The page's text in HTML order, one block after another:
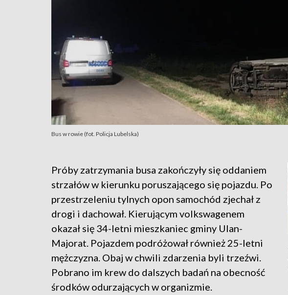
Bus w rowie (fot. Policja Lubelska)
Próby zatrzymania busa zakończyły się oddaniem
strzałów w kierunku poruszającego się pojazdu. Po
przestrzeleniu tylnych opon samochód zjechał z
drogi i dachował. Kierującym volkswagenem
okazał się 34-letni mieszkaniec gminy Ulan-
Majorat. Pojazdem podróżował również 25-letni
mężczyzna. Obaj w chwili zdarzenia byli trzeźwi.
Pobrano im krew do dalszych badań na obecność
środków odurzających w organizmie.